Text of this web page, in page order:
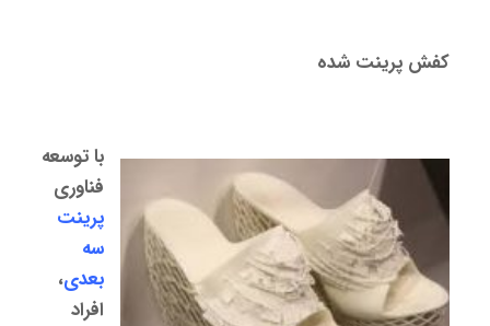
کفش پرینت شده
با توسعه
فناوری
پرینت
سه‌
بعدی،
افراد